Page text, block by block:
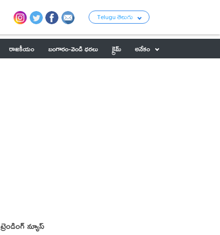
Telugu తెలుగు
రాజకీయం బంగారం-వెండి ధరలు క్రైమ్
అనేకం
ట్రెండింగ్ న్యూస్